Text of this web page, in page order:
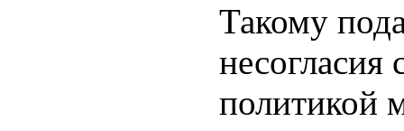
Такому
несогласия
политикой